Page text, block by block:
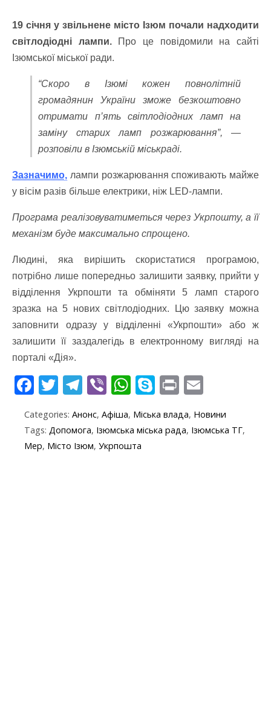
19 січня у звільнене місто Ізюм почали надходити
світлодіодні лампи.Про це повідомили на сайті
Ізюмської міської ради.
“Скоро в Ізюмі кожен повнолітній
громадянин України зможе безкоштовно
отримати п’ять світлодіодних ламп на
заміну старих ламп розжарювання”, —
розповіли в Ізюмській міськраді.
Зазначимо, лампи розжарювання споживають майже
у вісім разів більше електрики, ніж LED-лампи.
Програма реалізовуватиметься через Укрпошту, а її
механізм буде максимально спрощено.
Людині, яка вирішить скористатися програмою,
потрібно лише попередньо залишити заявку, прийти у
відділення Укрпошти та обміняти 5 ламп старого
зразка на 5 нових світлодіодних. Цю заявку можна
заповнити одразу у відділенні «Укрпошти» або ж
залишити її заздалегідь в електронному вигляді на
порталі «Дія».
F
e
b
T
itt
er
T
e
gr
Vi
b
er
W
at
s
S
y
p
Pr
t ai
Categories: Анонс, Афіша, Міська влада, Новини
Tags: Допомога, Ізюмська міська рада, Ізюмська ТГ,
Мер, Місто Ізюм, Укрпошта